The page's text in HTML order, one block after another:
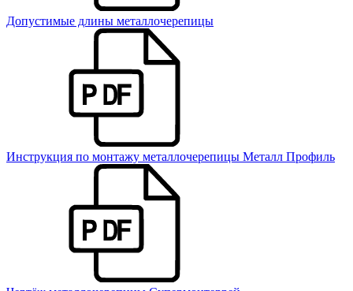
Допустимые длины металлочерепицы
Инструкция по монтажу металлочерепицы Металл Профиль